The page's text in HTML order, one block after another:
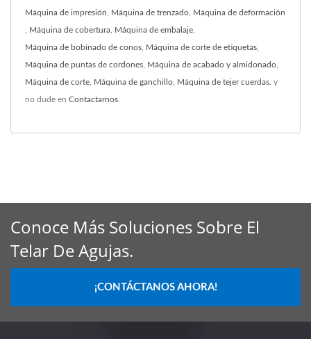
Máquina de impresión Máquina de trenzado Máquina de deformación
Máquina de cobertura Máquina de embalaje
Máquina de bobinado de conos Máquina de corte de etiquetas
Máquina de puntas de cordones Máquina de acabado y almidonado
Máquina de corte Máquina de ganchillo Máquina de tejer cuerdas. y
no dude en Contactarnos
Conoce Más Soluciones Sobre El
Telar De Agujas.
¡CONTÁCTANOS AHORA!